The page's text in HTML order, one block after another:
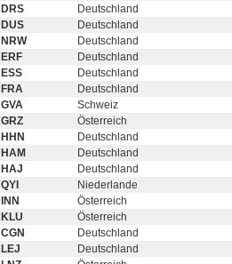
DRS
Deutschland
DUS
Deutschland
NRW
Deutschland
ERF
Deutschland
ESS
Deutschland
FRA
Deutschland
GVA
Schweiz
GRZ
Österreich
HHN
Deutschland
HAM
Deutschland
HAJ
Deutschland
QYI
Niederlande
INN
Österreich
KLU
Österreich
CGN
Deutschland
LEJ
Deutschland